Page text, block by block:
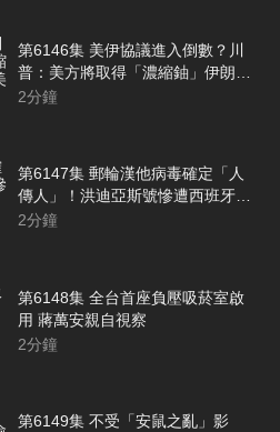
第6146集 美伊協議進入倒數？川
普：美方將取得「濃縮鈾」伊朗官
方證實：正審查美方方案
2分鐘
第6147集 郵輪漢他病毒確定「人
傳人」！洪迪亞斯號慘遭西班牙拒
收 淪海上漂流孤島
2分鐘
第6148集 全台首座負壓吸菸室啟
用 蔣萬安親自視察
2分鐘
第6149集 不受「安鼠之亂」影